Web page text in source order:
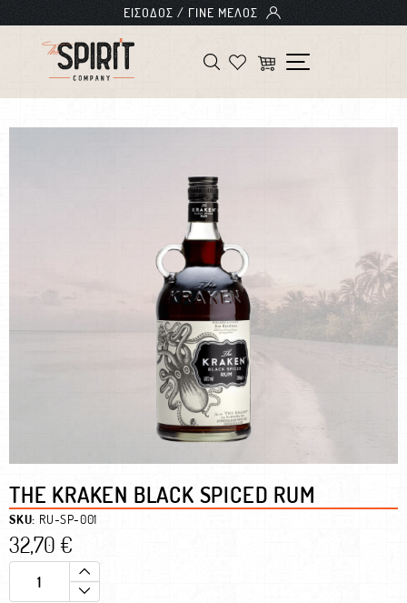
THE KRAKEN BLACK SPICED RUM
SKU: RU-SP-001
32,70€